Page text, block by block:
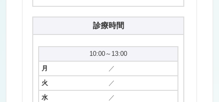
診療時間
10:00～13:00
／
／
／